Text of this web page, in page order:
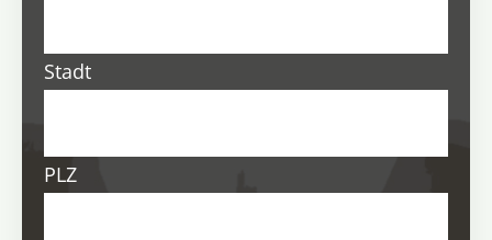
Stadt
PLZ